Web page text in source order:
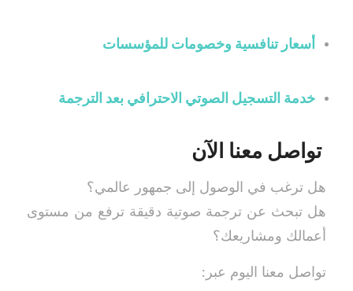
أسعار تنافسية وخصومات للمؤسسات
خدمة التسجيل الصوتي الاحترافي بعد الترجمة
تواصل معنا الآن
هل ترغب في الوصول إلى جمهور عالمي؟
هل تبحث عن ترجمة صوتية دقيقة ترفع من مستوى
أعمالك ومشاريعك؟
تواصل معنا اليوم عبر: